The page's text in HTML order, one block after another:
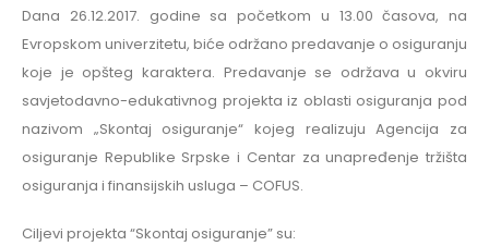
Dana 26.12.2017. godine sa početkom u 13.00 časova, na
Evropskom univerzitetu, biće održano predavanje o osiguranju
koje je opšteg karaktera. Predavanje se održava u okviru
savjetodavno-edukativnog projekta iz oblasti osiguranja pod
nazivom „Skontaj osiguranje“ kojeg realizuju Agencija za
osiguranje Republike Srpske i Centar za unapređenje tržišta
osiguranja i finansijskih usluga – COFUS.
Ciljevi projekta “Skontaj osiguranje” su: